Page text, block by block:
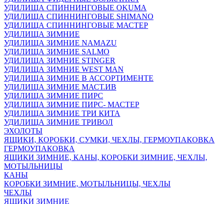
УДИЛИЩА СПИННИНГОВЫЕ OKUMA
УДИЛИЩА СПИННИНГОВЫЕ SHIMANO
УДИЛИЩА СПИННИНГОВЫЕ МАСТЕР
УДИЛИЩА ЗИМНИЕ
УДИЛИЩА ЗИМНИЕ NAMAZU
УДИЛИЩА ЗИМНИЕ SALMO
УДИЛИЩА ЗИМНИЕ STINGER
УДИЛИЩА ЗИМНИЕ WEST MAN
УДИЛИЩА ЗИМНИЕ В АССОРТИМЕНТЕ
УДИЛИЩА ЗИМНИЕ МАСТ.ИВ
УДИЛИЩА ЗИМНИЕ ПИРС
УДИЛИЩА ЗИМНИЕ ПИРС- МАСТЕР
УДИЛИЩА ЗИМНИЕ ТРИ КИТА
УДИЛИЩА ЗИМНИЕ ТРИВОЛ
ЭХОЛОТЫ
ЯЩИКИ, КОРОБКИ, СУМКИ, ЧЕХЛЫ, ГЕРМОУПАКОВКА
ГЕРМОУПАКОВКА
ЯЩИКИ ЗИМНИЕ, КАНЫ, КОРОБКИ ЗИМНИЕ, ЧЕХЛЫ,
МОТЫЛЬНИЦЫ
КАНЫ
КОРОБКИ ЗИМНИЕ, МОТЫЛЬНИЦЫ, ЧЕХЛЫ
ЧЕХЛЫ
ЯЩИКИ ЗИМНИЕ